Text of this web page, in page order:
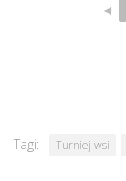
◄
Tagi: Turniej wsi